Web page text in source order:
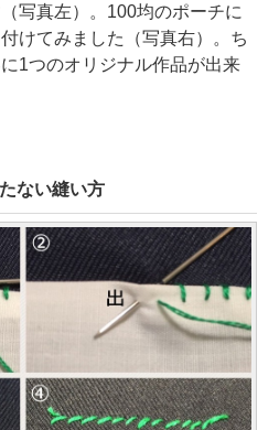
写真左）。100均のポーチに
けてみました（写真右）。ち
1つのオリジナル作品が出来
ない縫い方